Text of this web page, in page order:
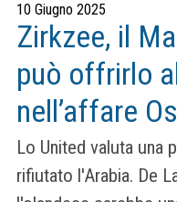
10 Giugno 2025
Zirkzee, il
può offrirlo
nell’affare
Lo United valuta una
rifiutato l'Arabia. De